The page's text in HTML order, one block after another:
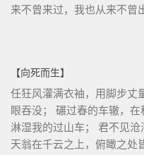
来不曾来过，我也从来不
【向死而生】
任狂风灌满衣袖，用脚步丈
眼吞没； 碾过春的车辙，在
淋湿我的过山车； 君不见
天翁在千云之上，俯瞰之处